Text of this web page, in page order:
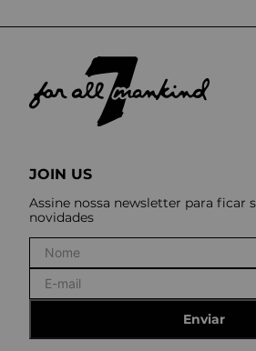
JOIN US
Assine nossa newsletter para ficar
novidades
Enviar